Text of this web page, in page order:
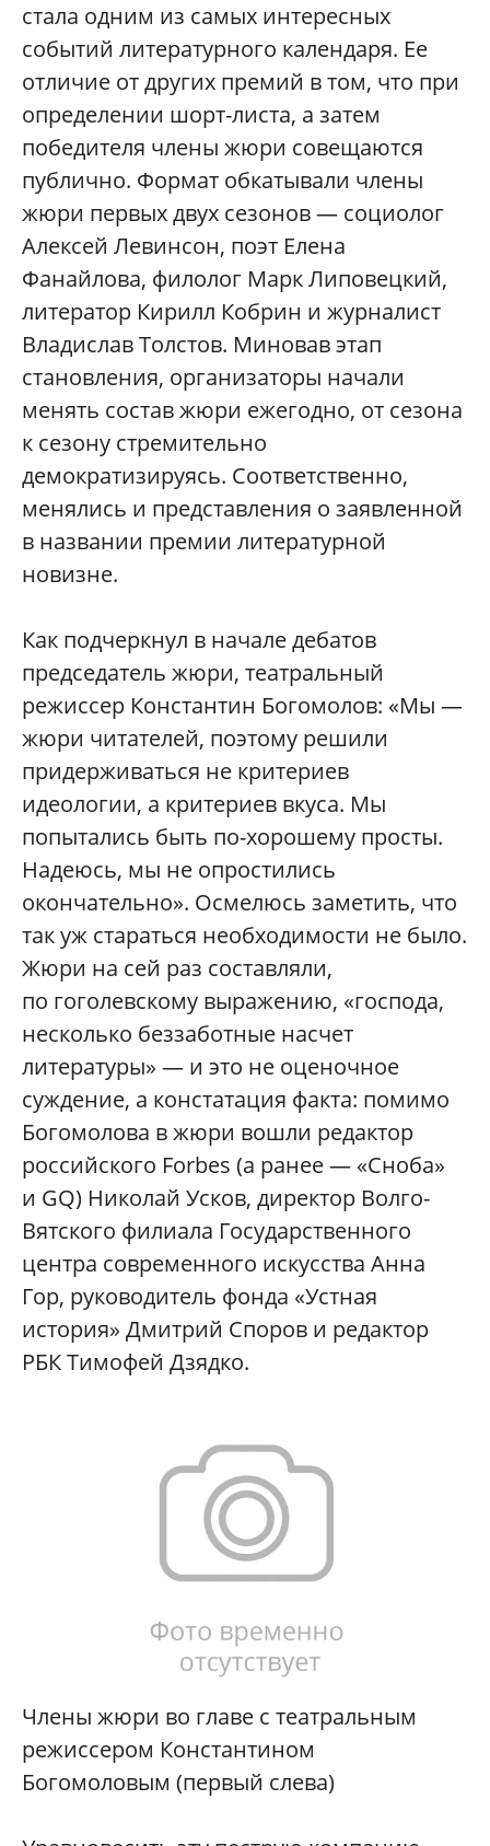
стала одним из самых интересных
событий литературного календаря. Ее
отличие от других премий в том, что при
определении шорт-листа, а затем
победителя члены жюри совещаются
публично. Формат обкатывали члены
жюри первых двух сезонов — социолог
Алексей Левинсон, поэт Елена
Фанайлова, филолог Марк Липовецкий,
литератор Кирилл Кобрин и журналист
Владислав Толстов. Миновав этап
становления, организаторы начали
менять состав жюри ежегодно, от сезона
к сезону стремительно
демократизируясь. Соответственно,
менялись и представления о заявленной
в названии премии литературной
новизне.
Как подчеркнул в начале дебатов
председатель жюри, театральный
режиссер Константин Богомолов: «Мы —
жюри читателей, поэтому решили
придерживаться не критериев
идеологии, а критериев вкуса. Мы
попытались быть по-хорошему просты.
Надеюсь, мы не опростились
окончательно». Осмелюсь заметить, что
так уж стараться необходимости не было.
Жюри на сей раз составляли,
по гоголевскому выражению, «господа,
несколько беззаботные насчет
литературы» — и это не оценочное
суждение, а констатация факта: помимо
Богомолова в жюри вошли редактор
российского Forbes (а ранее — «Сноба»
и GQ) Николай Усков, директор Волго-
Вятского филиала Государственного
центра современного искусства Анна
Гор, руководитель фонда «Устная
история» Дмитрий Споров и редактор
РБК Тимофей Дзядко.
Члены жюри во главе с театральным
режиссером Константином
Богомоловым (первый слева)